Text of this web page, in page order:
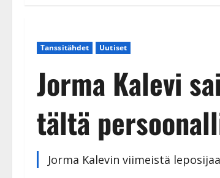
Tanssitähdet Uutiset
Jorma Kalevi
tältä
Jorma Kalevin viimeistä